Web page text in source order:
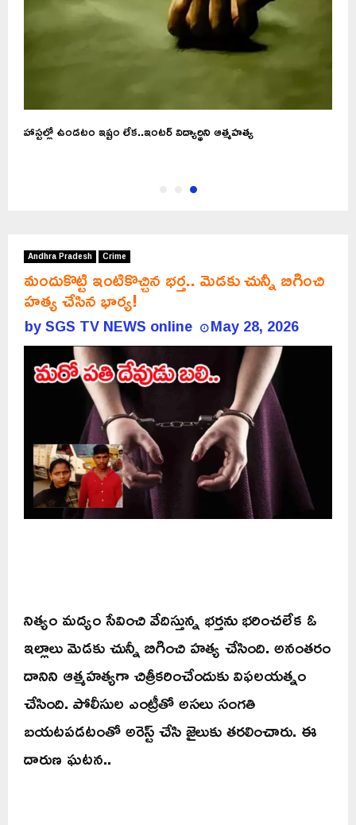
హాస్టల్లో ఉండటం ఇష్టం లేక..ఇంటర్ విద్యార్థిని ఆత్మహత్య
Andhra Pradesh Crime
మందుకొట్టి ఇంటికొచ్చిన భర్త.. మెడకు చున్నీ బిగించి
హత్య చేసిన భార్య!
bySGS TV NEWS online May 28, 2026
నిత్యం మద్యం సేవించి వేదిస్తున్న భర్తను భరించలేక ఓ
ఇల్లాలు మెడకు చున్నీ బిగించి హత్య చేసింది. అనంతరం
దానిని ఆత్మహత్యగా చిత్రీకరించేందుకు విఫలయత్నం
చేసింది. పోలీసుల ఎంట్రీతో అసలు సంగతి
బయటపడటంతో అరెస్ట్ చేసి జైలుకు తరలించారు. ఈ
దారుణ ఘటన..